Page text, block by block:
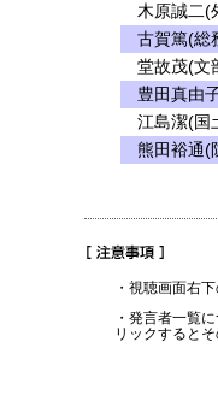
木原誠二(
古賀篤(総
堂故茂(文
豊田真由
江島潔(国
熊田裕通(
・視聴画面右
・発言者一覧
リックすると